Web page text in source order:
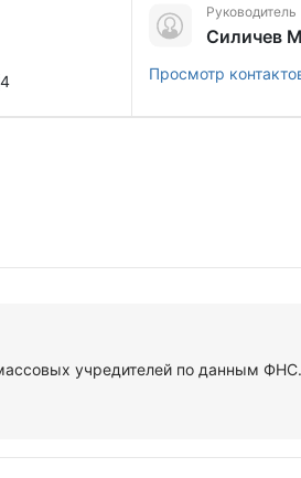
Руководитель
Силичев
Просмотр
учредителей по данным